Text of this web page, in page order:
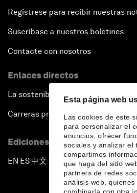
Esta página web
Las cookies de este
para personalizar el
anuncios, ofrecer
sociales y analizar el
compartimos
que haga del sitio
partners de redes
análisis web, quienes
Regístrese para recibir nuestras
Suscríbase a nuestros boletines
Contacte con nosotros
Enlaces directos
La sostenibilidad en el Foro
Carreras profesionales
Ediciones en otros idiomas
EN ▪ ES▪中文▪ 日本語